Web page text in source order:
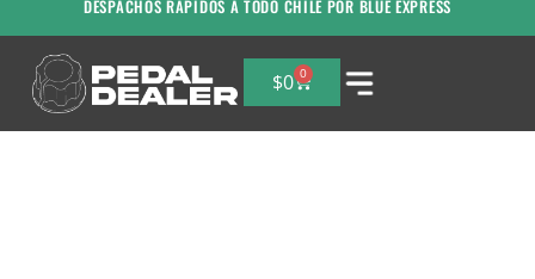
DESPACHOS RAPIDOS A TODO CHILE POR BLUE EXPRESS
$0 0